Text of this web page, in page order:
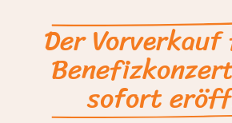
Der
sofort